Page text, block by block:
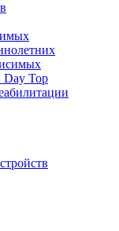
Day Top